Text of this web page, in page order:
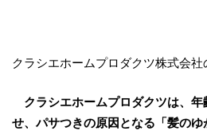
クラシエホームプロダクツ株式会社
クラシエホームプロダクツは、年
せ、パサつきの原因となる「髪の